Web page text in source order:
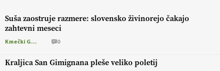
Suša zaostruje razmere: slovensko živinorejo čakajo
zahtevni meseci
Kmečki Glas 0
Kraljica San Gimignana pleše veliko poletij